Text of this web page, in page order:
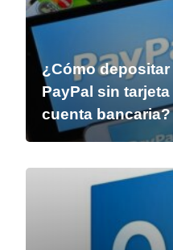
¿Cómo
PayPal sin
cuenta bancaria?